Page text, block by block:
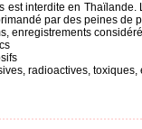
est interdite en Thaïlande.
par des peines de
enregistrements
radioactives, toxiques,